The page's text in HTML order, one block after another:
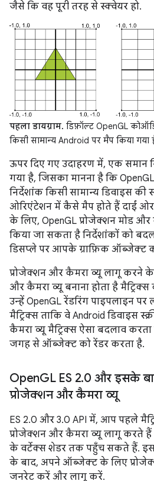
जैसे कि वह पूरी तरह से स्क्वेयर हो.
पहला डायग्राम. डिफ़ॉल्ट OpenGL
किसी सामान्य Android पर मैप किया गया
ऊपर दिए गए उदाहरण में, एक समान
गया है, जिसका मानना है कि
निर्देशांक किसी सामान्य डिवाइस की
ओरिएंटेशन में कैसे मैप होते हैं दाईं
के लिए, OpenGL प्रोजेक्शन मोड
किया जा सकता है निर्देशांकों को
डिसप्ले पर आपके ग्राफ़िक ऑब्जेक्ट
प्रोजेक्शन और कैमरा व्यू लागू करने के
और कैमरा व्यू बनाना होता है
उन्हें OpenGL रेंडरिंग पाइपलाइन पर
मैट्रिक्स ताकि वे Android डिवाइस
कैमरा व्यू मैट्रिक्स ऐसा बदलाव
जगह से ऑब्जेक्ट को रेंडर करता है.
OpenGL ES 2.0 और इसके
प्रोजेक्शन और कैमरा व्यू
ES 2.0 और 3.0 API में, आप पहले
प्रोजेक्शन और कैमरा व्यू लागू करते
के वर्टेक्स शेडर तक पहुँच सकते हैं. इस
के बाद, अपने ऑब्जेक्ट के लिए
जनरेट करें और लागू करें.